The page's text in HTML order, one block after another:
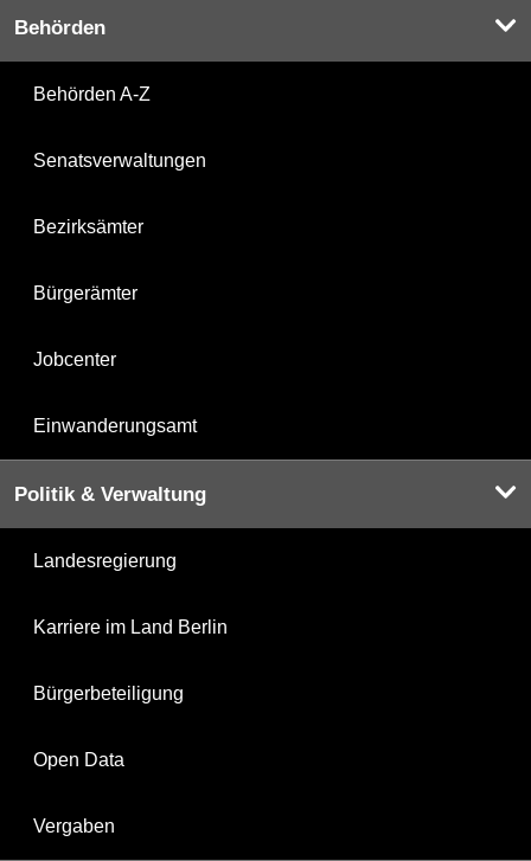
Behörden
Behörden A-Z
Senatsverwaltungen
Bezirksämter
Bürgerämter
Jobcenter
Einwanderungsamt
Politik & Verwaltung
Landesregierung
Karriere im Land Berlin
Bürgerbeteiligung
Open Data
Vergaben